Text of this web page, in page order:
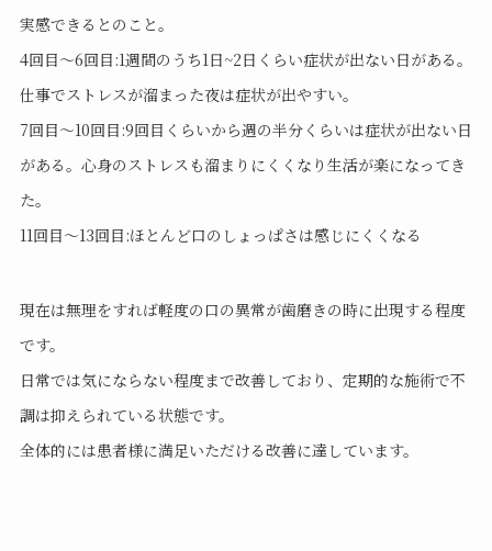
実感できるとのこと。
4回目～6回目:1週間のうち1日~2日くらい症状が出ない日がある。
仕事でストレスが溜まった夜は症状が出やすい。
7回目～10回目:9回目くらいから週の半分くらいは症状が出ない日
がある。心身のストレスも溜まりにくくなり生活が楽になってき
た。
11回目～13回目:ほとんど口のしょっぱさは感じにくくなる
現在は無理をすれば軽度の口の異常が歯磨きの時に出現する程度
です。
日常では気にならない程度まで改善しており、定期的な施術で不
調は抑えられている状態です。
全体的には患者様に満足いただける改善に達しています。